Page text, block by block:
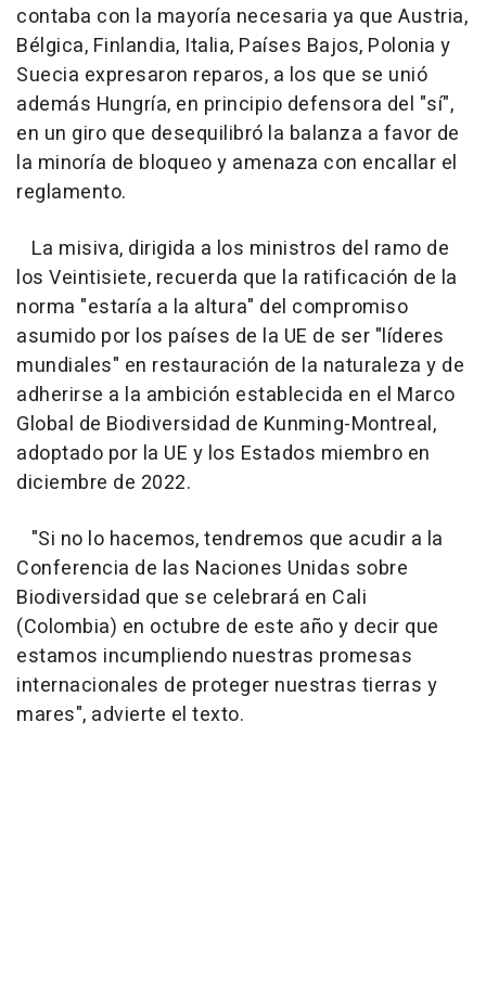
contaba con la mayoría necesaria ya que Austria,
Bélgica, Finlandia, Italia, Países Bajos, Polonia y
Suecia expresaron reparos, a los que se unió
además Hungría, en principio defensora del "sí",
en un giro que desequilibró la balanza a favor de
la minoría de bloqueo y amenaza con encallar el
reglamento.
La misiva, dirigida a los ministros del ramo de
los Veintisiete, recuerda que la ratificación de la
norma "estaría a la altura" del compromiso
asumido por los países de la UE de ser "líderes
mundiales" en restauración de la naturaleza y de
adherirse a la ambición establecida en el Marco
Global de Biodiversidad de Kunming-Montreal,
adoptado por la UE y los Estados miembro en
diciembre de 2022.
"Si no lo hacemos, tendremos que acudir a la
Conferencia de las Naciones Unidas sobre
Biodiversidad que se celebrará en Cali
(Colombia) en octubre de este año y decir que
estamos incumpliendo nuestras promesas
internacionales de proteger nuestras tierras y
mares", advierte el texto.